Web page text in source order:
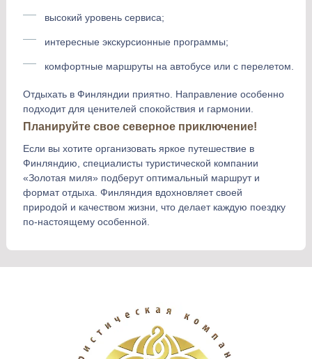
высокий уровень сервиса;
интересные экскурсионные программы;
комфортные маршруты на автобусе или с перелетом.
Отдыхать в Финляндии приятно. Направление особенно
подходит для ценителей спокойствия и гармонии.
Планируйте свое северное приключение!
Если вы хотите организовать яркое путешествие в
Финляндию, специалисты туристической компании
«Золотая миля» подберут оптимальный маршрут и
формат отдыха. Финляндия вдохновляет своей
природой и качеством жизни, что делает каждую поездку
по-настоящему особенной.